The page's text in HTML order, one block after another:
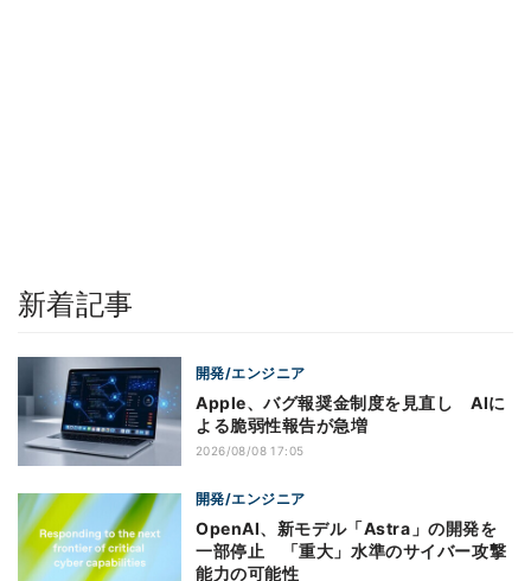
新着記事
開発/エンジニア
Apple、バグ報奨金制度を見直し AIに
よる脆弱性報告が急増
2026/08/08 17:05
開発/エンジニア
OpenAI、新モデル「Astra」の開発を
一部停止 「重大」水準のサイバー攻撃
能力の可能性